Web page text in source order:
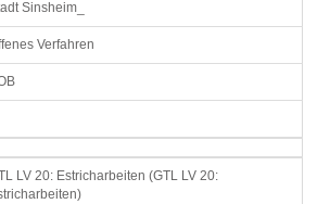
Sinsheim_
Verfahren
LV 20: Estricharbeiten (GTL LV 20: